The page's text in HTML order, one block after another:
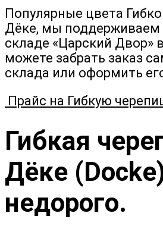
Популярные цвета
Дёке, мы поддерживаем
складе «Царский Двор»
можете забрать заказ
склада или оформить
Прайс на Гибкую
Гибкая
Дёке
недорого.